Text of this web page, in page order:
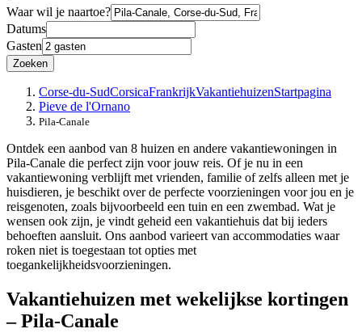
Waar wil je naartoe?
Datums
Gasten
Zoeken
Corse-du-SudCorsicaFrankrijkVakantiehuizenStartpagina
Pieve de l'Ornano
Pila-Canale
Ontdek een aanbod van 8 huizen en andere vakantiewoningen in
Pila-Canale die perfect zijn voor jouw reis. Of je nu in een
vakantiewoning verblijft met vrienden, familie of zelfs alleen met je
huisdieren, je beschikt over de perfecte voorzieningen voor jou en je
reisgenoten, zoals bijvoorbeeld een tuin en een zwembad. Wat je
wensen ook zijn, je vindt geheid een vakantiehuis dat bij ieders
behoeften aansluit. Ons aanbod varieert van accommodaties waar
roken niet is toegestaan tot opties met
toegankelijkheidsvoorzieningen.
Vakantiehuizen met wekelijkse kortingen
– Pila-Canale